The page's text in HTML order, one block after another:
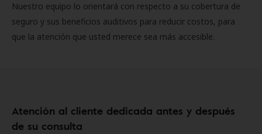
Nuestro equipo lo orientará con respecto a su cobertura de
seguro y sus beneficios auditivos para reducir costos, para
que la atención que usted merece sea más accesible.
Atención al cliente dedicada antes y después
de su consulta